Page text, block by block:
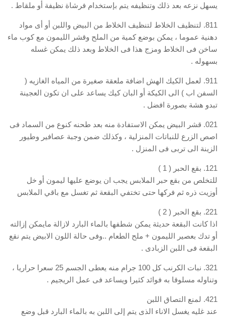
يسهل نزعه بعد ذلك وتنظيفه يتم بإستخدام فرشاة نظيفة أو ملقاط .
811. لتنظيف الخلاط لتنظيف الخلاط من البيض واللبن أو أى مواد
دهنية عموما ، يمكن بوضع كمية من الملح وقشر الليمون مع كوب ماء
ساخن فى الخلاط ومزج هذا فى الخلاط وبعد ذلك يمكن غسله
بسهوله .
911. لعمل الكيك الهش اضافة ملعقة صغيرة من المياه الغازيه (
السفن اب ) الى الكيكة أو البان كيك يساعد على ان تكون العجينة
تبدو هشة بصورة افضل .
021. قشر البيض يمكن الاستفادة منه بعد طحنه كنوع من السماد فى
اصص الزرع للنباتات المنزلية ، وكذلك ضمن وجبة عصافير وطيور
الزينة الى تربى فى المنزل .
121. بقع الحبر ( 1 )
للتخلص من بقع حبر الملابس يجب ان يوضع عليها ليمون أو خل
أوزيت ذره ثم فركها حتى تختفي البقعة ثم تغسل مع باقي الملابس
221. بقع الحبر ( 2 )
اذا كانت البقعة حديثة يمكن شطفها بالماء البارد لازالة مايمكن إزالته
أو تدك بعصير الليمون + ملح الطعام ..وفى حالة اللون الابيض يتم نقع
البقعة فى اللبن الزبادى .
321. نبات الكرنب كل 100 جرام منه يعطى الجسم 25 سعرا حراريا ،
وتناوله مسلوقا به فوائد كثيرا ويساعد فى عمل الريجيم .
421. لمنع التصاق اللبن
عند غليه يغسل الاناء الذى يتم إلى اللبن به بالماء البارد قبل وضع